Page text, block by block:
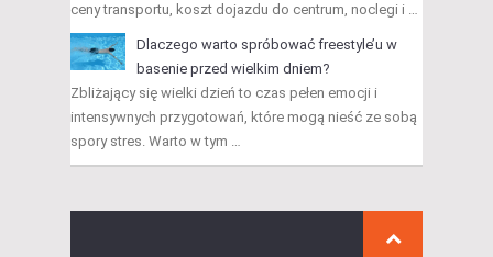
ceny transportu, koszt dojazdu do centrum, noclegi i …
Dlaczego warto spróbować freestyle’u w
basenie przed wielkim dniem?
Zbliżający się wielki dzień to czas pełen emocji i
intensywnych przygotowań, które mogą nieść ze sobą
spory stres. Warto w tym …